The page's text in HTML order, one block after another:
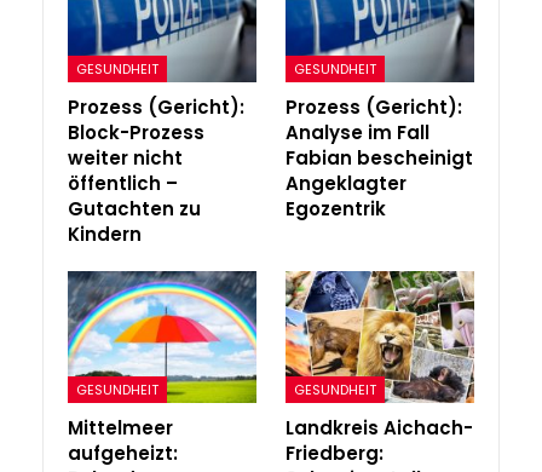
GESUNDHEIT
Prozess (Gericht):
Block-Prozess
weiter nicht
öffentlich –
Gutachten zu
Kindern
GESUNDHEIT
Prozess (Gericht):
Analyse im Fall
Fabian bescheinigt
Angeklagter
Egozentrik
GESUNDHEIT
Mittelmeer
aufgeheizt:
GESUNDHEIT
Landkreis Aichach-
Friedberg: